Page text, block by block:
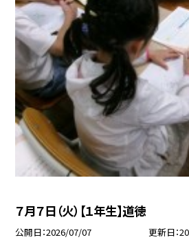
７月７日（火）【１年生】道徳
公開日 2026/07/07 更新日